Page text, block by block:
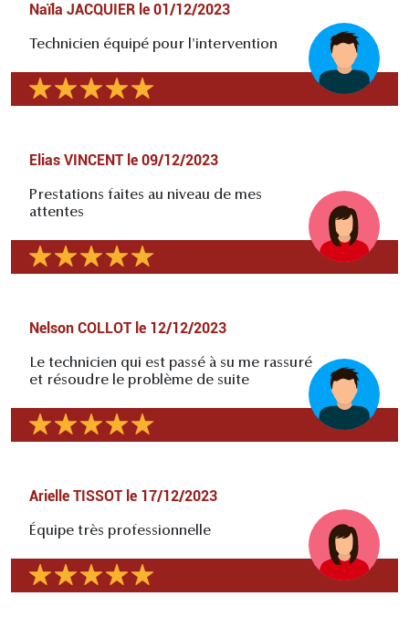
Naïla JACQUIER le 01/12/2023
Technicien équipé pour l'intervention
Elias VINCENT le 09/12/2023
Prestations faites au niveau de mes
attentes
Nelson COLLOT le 12/12/2023
Le technicien qui est passé à su me rassuré
et résoudre le problème de suite
Arielle TISSOT le 17/12/2023
Équipe très professionnelle